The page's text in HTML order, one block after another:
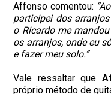
Affonso comentou:
participei dos
o Ricardo me
os arranjos, onde eu
e fazer meu solo.”
Vale ressaltar que
próprio método de